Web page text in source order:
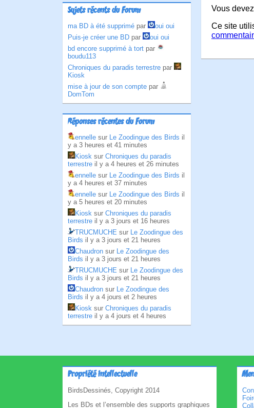
Sujets récents du Forum
ma BD à été supprimé par
oui oui
Puis-je créer une BD par
oui oui
bd encore supprimé à tort par
boudu113
Chroniques du paradis terrestre par
Kiosk
mise à jour de son compte par
DomTom
Réponses récentes du Forum
ennelle sur Le Zoodingue des Birds il
y a 3 heures et 41 minutes
Kiosk sur Chroniques du paradis
terrestre il y a 4 heures et 26 minutes
ennelle sur Le Zoodingue des Birds il
y a 4 heures et 37 minutes
ennelle sur Le Zoodingue des Birds il
y a 5 heures et 20 minutes
Kiosk sur Chroniques du paradis
terrestre il y a 3 jours et 16 heures
TRUCMUCHE sur Le Zoodingue des
Birds il y a 3 jours et 21 heures
Chaudron sur Le Zoodingue des
Birds il y a 3 jours et 21 heures
TRUCMUCHE sur Le Zoodingue des
Birds il y a 3 jours et 21 heures
Chaudron sur Le Zoodingue des
Birds il y a 4 jours et 2 heures
Kiosk sur Chroniques du paradis
terrestre il y a 4 jours et 4 heures
Vous devez
Ce site
Propriété intellectuelle
BirdsDessinés, Copyright 2014
Les BDs et l’ensemble des supports graphiques